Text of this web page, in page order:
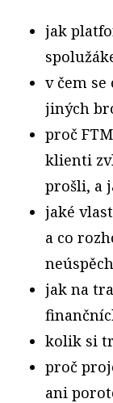
jak
v čem se
jiných
proč
klienti
prošli, a
jaké
a co
jak na
kolik si
proč
ani